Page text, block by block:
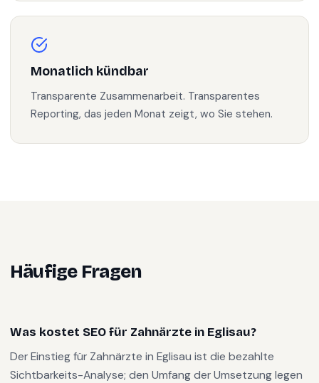
Monatlich kündbar
Transparente Zusammenarbeit. Transparentes
Reporting, das jeden Monat zeigt, wo Sie stehen.
Häufige Fragen
Was kostet SEO für Zahnärzte in Eglisau?
Der Einstieg für Zahnärzte in Eglisau ist die bezahlte
Sichtbarkeits-Analyse; den Umfang der Umsetzung legen